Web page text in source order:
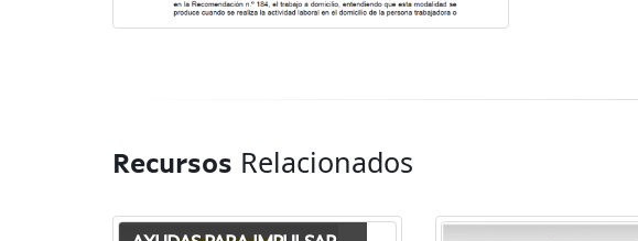
Recursos Relacionados